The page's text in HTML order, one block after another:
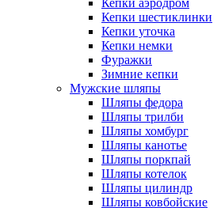
Кепки аэродром
Кепки шестиклинки
Кепки уточка
Кепки немки
Фуражки
Зимние кепки
Мужские шляпы
Шляпы федора
Шляпы трилби
Шляпы хомбург
Шляпы канотье
Шляпы поркпай
Шляпы котелок
Шляпы цилиндр
Шляпы ковбойские